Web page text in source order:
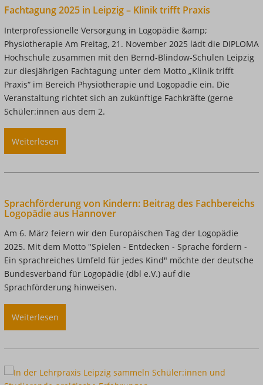
Ergotherapie:
Wie
esse
ich
mit
einer
Hand?
Fachtagung 2025 in Leipzig – Klinik trifft Praxis
Interprofessionelle Versorgung in Logopädie &amp;
Physiotherapie Am Freitag, 21. November 2025 lädt die DIPLOMA
Hochschule zusammen mit den Bernd-Blindow-Schulen Leipzig
zur diesjährigen Fachtagung unter dem Motto „Klinik trifft
Praxis“ im Bereich Physiotherapie und Logopädie ein. Die
Veranstaltung richtet sich an zukünftige Fachkräfte (gerne
Schüler:innen aus dem 2.
Weiterlesen
Fachtagung
–
trifft
Praxis
Sprachförderung von Kindern: Beitrag des Fachbereichs
Logopädie aus Hannover
Am 6. März feiern wir den Europäischen Tag der Logopädie
2025. Mit dem Motto "Spielen - Entdecken - Sprache fördern -
Ein sprachreiches Umfeld für jedes Kind" möchte der deutsche
Bundesverband für Logopädie (dbl e.V.) auf die
Sprachförderung hinweisen.
Weiterlesen
Sprachförderung
Beitrag